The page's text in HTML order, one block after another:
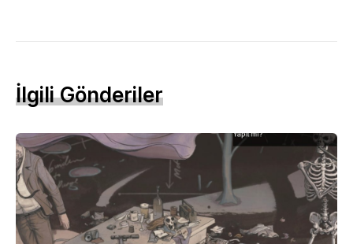
İlgili Gönderiler